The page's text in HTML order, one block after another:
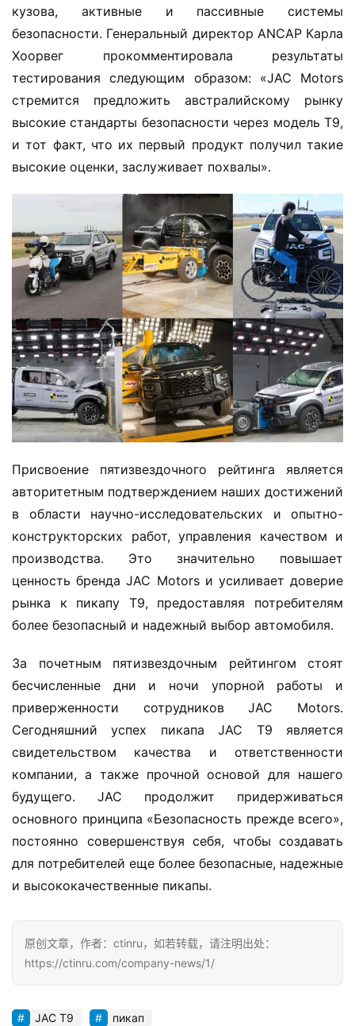
Д
о
И
ф
о
р
м
а
ц
и
я
г
р
у
о
в
и
к
е
л
е
г
к
й
к
о
м
м
е
ч
й
а
кузова, активные и пассивные системы
безопасности. Генеральный директор ANCAP Карла
Хоорвег прокомментировала результаты
тестирования следующим образом: «JAC Motors
стремится предложить австралийскому рынку
высокие стандарты безопасности через модель T9,
и тот факт, что их первый продукт получил такие
высокие оценки, заслуживает похвалы».
Присвоение пятизвездочного рейтинга является
авторитетным подтверждением наших достижений
в области научно-исследовательских и опытно-
конструкторских работ, управления качеством и
производства. Это значительно повышает
ценность бренда JAC Motors и усиливает доверие
рынка к пикапу T9, предоставляя потребителям
более безопасный и надежный выбор автомобиля.
За почетным пятизвездочным рейтингом стоят
бесчисленные дни и ночи упорной работы и
приверженности сотрудников JAC Motors.
Сегодняшний успех пикапа JAC T9 является
свидетельством качества и ответственности
компании, а также прочной основой для нашего
будущего. JAC продолжит придерживаться
основного принципа «Безопасность прежде всего»,
постоянно совершенствуя себя, чтобы создавать
для потребителей еще более безопасные, надежные
и высококачественные пикапы.
原创文章，作者：ctinru，如若转载，请注明出处：
https://ctinru.com/company-news/1/
JAC T9 пикап